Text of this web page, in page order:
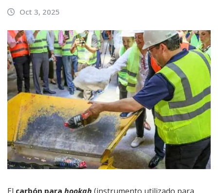
Oct 3, 2025